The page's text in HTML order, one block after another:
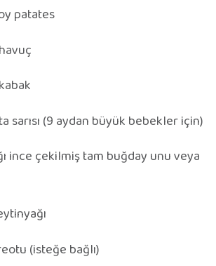
patates
sarısı (9 aydan büyük bebekler için)
ince çekilmiş tam buğday unu veya
(isteğe bağlı)